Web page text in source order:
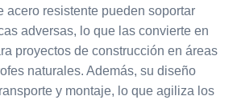
acero resistente pueden soportar
adversas, lo que las convierte en
proyectos de construcción en áreas
naturales. Además, su diseño
y montaje, lo que agiliza los